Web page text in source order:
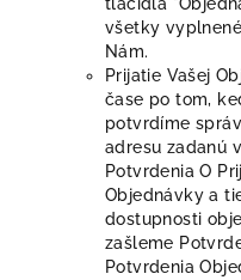
všetky
Nám.
Prijatie Vašej
čase po tom,
potvrdíme
adresu zadanú
Potvrdenia O
Objednávky a
dostupnosti
zašleme
Potvrdenia